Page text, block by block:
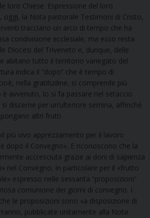
loro Chiese. Espressione del loro
oggi, la Nota pastorale Testimoni di Cristo,
tracciano un arco di tempo che ha
condivisione ecclesiale, ma esso resta
Diocesi del Triveneto e, dunque, delle
abitano tutto il territorio variegato del
indica il “dopo” che è tempo di
nella gratitudine, si comprende più
avvenuto, lo si fa passare nel setaccio
discerne per un’ulteriore semina, affinché
altri frutti
più vivo apprezzamento per il lavoro
dopo il Convegno». E riconoscono che la
accresciuta grazie ai doni di sapienza
nel Convegno, in particolare per il «frutto
espresso nelle sessanta “proposizioni”
comunione dei giorni di convegno. I
le proposizioni sono «a disposizione di
pubblicate unitamente alla Nota